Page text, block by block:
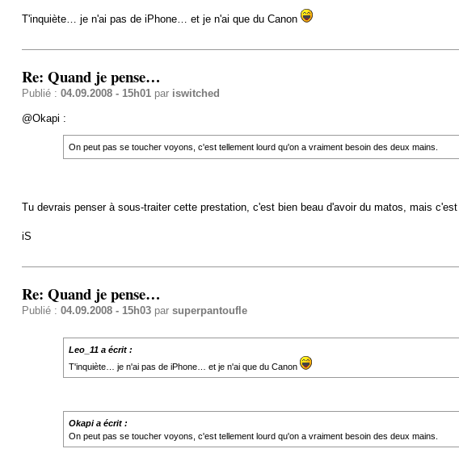
T'inquiète… je n'ai pas de iPhone… et je n'ai que du Canon
Re: Quand je pense…
Publié : 04.09.2008 - 15h01par iswitched
@Okapi :
On peut pas se toucher voyons, c'est tellement lourd qu'on a vraiment besoin des deux mains.
Tu devrais penser à sous-traiter cette prestation, c'est bien beau d'avoir du matos, mais
iS
Re: Quand je pense…
Publié : 04.09.2008 - 15h03par superpantoufle
Leo_11 a écrit :
T'inquiète… je n'ai pas de iPhone… et je n'ai que du Canon
Okapi a écrit :
On peut pas se toucher voyons, c'est tellement lourd qu'on a vraiment besoin des deux mains.